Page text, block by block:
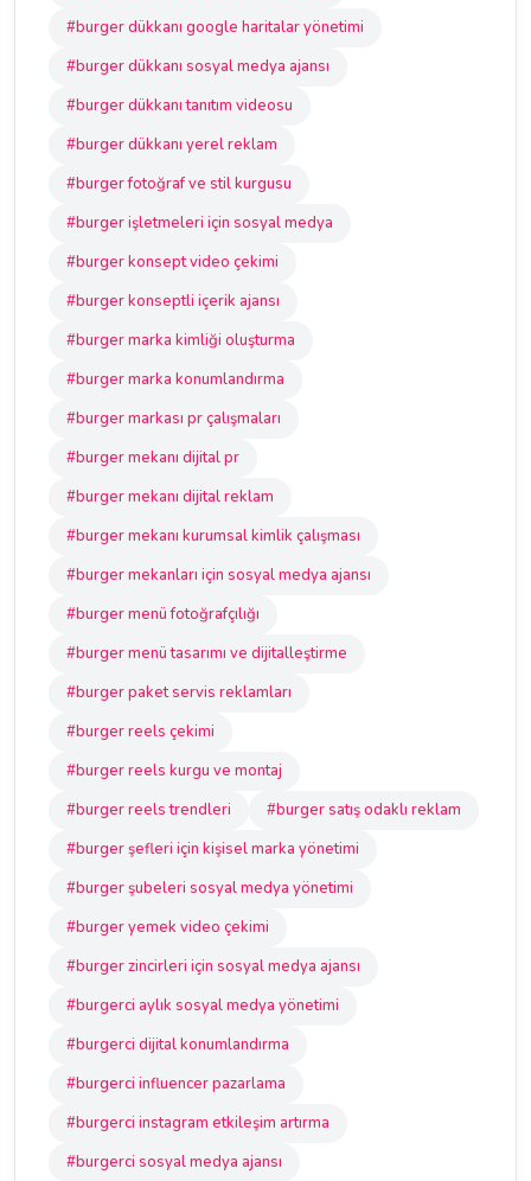
#burger dükkanı google haritalar yönetimi
#burger dükkanı sosyal medya ajansı
#burger dükkanı tanıtım videosu
#burger dükkanı yerel reklam
#burger fotoğraf ve stil kurgusu
#burger işletmeleri için sosyal medya
#burger konsept video çekimi
#burger konseptli içerik ajansı
#burger marka kimliği oluşturma
#burger marka konumlandırma
#burger markası pr çalışmaları
#burger mekanı dijital pr
#burger mekanı dijital reklam
#burger mekanı kurumsal kimlik çalışması
#burger mekanları için sosyal medya ajansı
#burger menü fotoğrafçılığı
#burger menü tasarımı ve dijitalleştirme
#burger paket servis reklamları
#burger reels çekimi
#burger reels kurgu ve montaj
#burger reels trendleri
#burger satış odaklı reklam
#burger şefleri için kişisel marka yönetimi
#burger şubeleri sosyal medya yönetimi
#burger yemek video çekimi
#burger zincirleri için sosyal medya ajansı
#burgerci aylık sosyal medya yönetimi
#burgerci dijital konumlandırma
#burgerci influencer pazarlama
#burgerci instagram etkileşim artırma
#burgerci sosyal medya ajansı